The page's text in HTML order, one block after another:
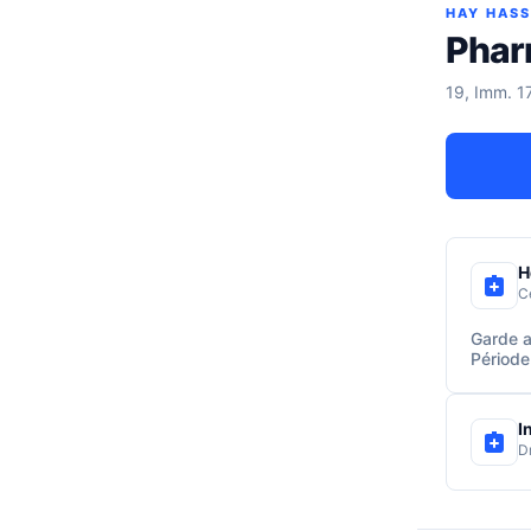
HAY
19, Imm.
Garde
Période